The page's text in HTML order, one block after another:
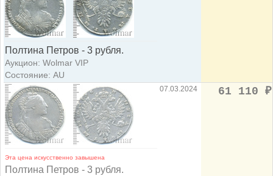
Полтина Петров - 3 рубля.
Аукцион: Wolmar VIP
Состояние: AU
Эта цена искусственно завышена
Полтина Петров - 3 рубля.
07.03.2024 61 110 ₽